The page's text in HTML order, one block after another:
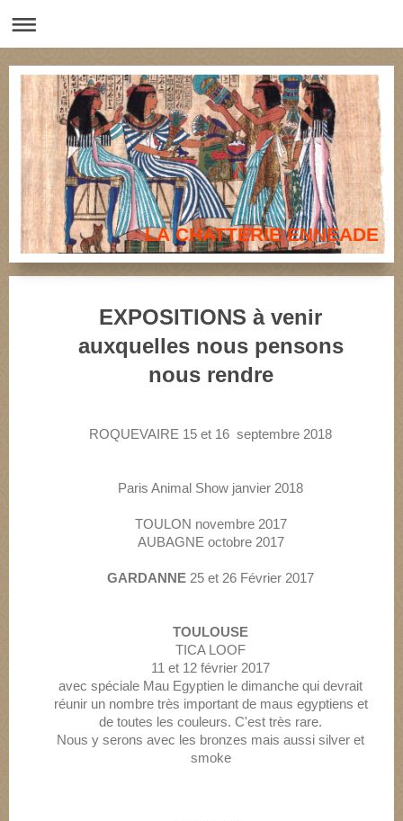
LA CHATTERIE ENNEADE
EXPOSITIONS à venir
auxquelles nous pensons
nous rendre
ROQUEVAIRE 15 et 16 septembre 2018
Paris Animal Show janvier 2018
TOULON novembre 2017
AUBAGNE octobre 2017
GARDANNE 25 et 26 Février 2017
TOULOUSE
TICA LOOF
11 et 12 février 2017
avec spéciale Mau Egyptien le dimanche qui devrait
réunir un nombre très important de maus egyptiens et
de toutes les couleurs. C'est très rare.
Nous y serons avec les bronzes mais aussi silver et
smoke